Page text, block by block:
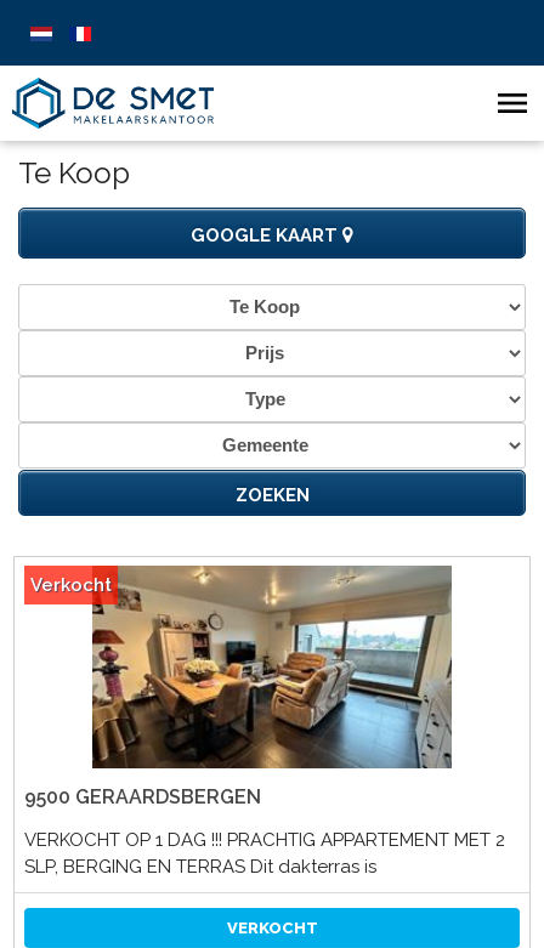
Te Koop
GOOGLE KAART
Verkocht
9500 GERAARDSBERGEN
VERKOCHT OP 1 DAG !!! PRACHTIG APPARTEMENT MET 2
SLP, BERGING EN TERRAS Dit dakterras is
VERKOCHT